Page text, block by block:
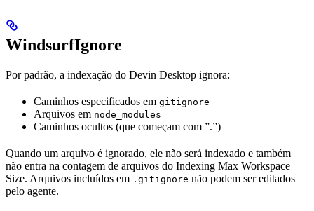
WindsurfIgnore
Por padrão, a indexação do Devin Desktop ignora:
Caminhos especificados em gitignore
Arquivos em node_modules
Caminhos ocultos (que começam com ”.”)
Quando um arquivo é ignorado, ele não será indexado e também
não entra na contagem de arquivos do Indexing Max Workspace
Size. Arquivos incluídos em .gitignore não podem ser editados
pelo agente.